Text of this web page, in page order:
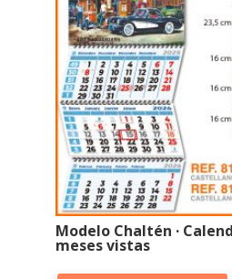
Modelo Chaltén ·
meses vistas